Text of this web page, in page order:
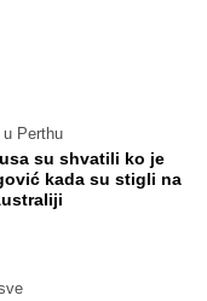
u Perthu
su shvatili ko je
kada su stigli na